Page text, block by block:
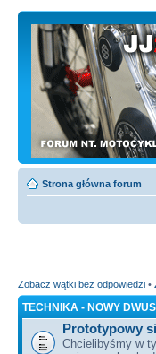
Strona główna forum
Zobacz wątki bez odpowiedzi •
TECHNIKA - NOWY
Prototypowy
Chcielibyśmy w